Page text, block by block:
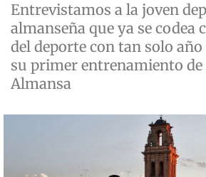
Entrevistamos a la joven
almanseña que ya se codea
del deporte con tan solo
su primer entrenamiento
Almansa